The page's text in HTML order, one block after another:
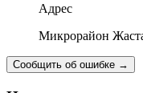
Адрес
Микрорайон
Сообщить об ошибке →